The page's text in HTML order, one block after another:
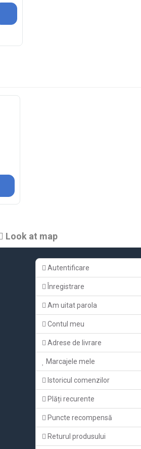
Look at map
Autentificare
Înregistrare
Am uitat parola
Contul meu
Adrese de livrare
Marcajele mele
Istoricul comenzilor
Plăți recurente
Puncte recompensă
Returul produsului